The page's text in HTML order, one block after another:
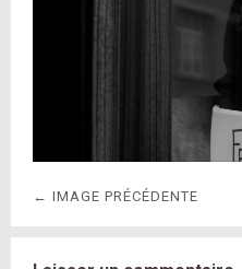
← IMAGE PRÉCÉDENTE